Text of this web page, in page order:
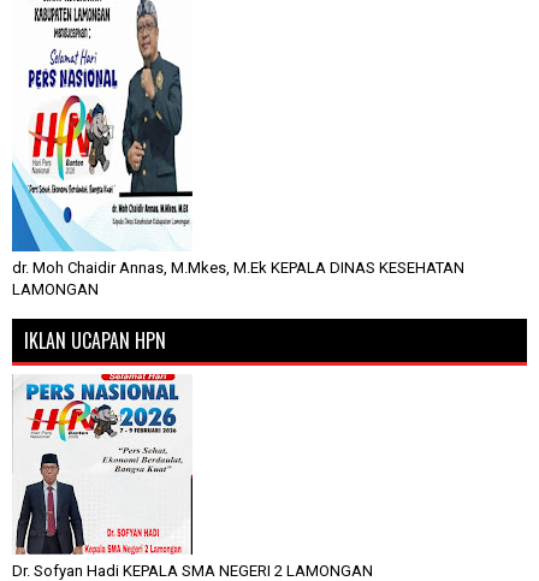
dr. Moh Chaidir Annas, M.Mkes, M.Ek KEPALA DINAS KESEHATAN
LAMONGAN
IKLAN UCAPAN HPN
Dr. Sofyan Hadi KEPALA SMA NEGERI 2 LAMONGAN